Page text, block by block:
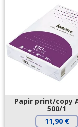
Papir print/copy
500/1
11,90 €